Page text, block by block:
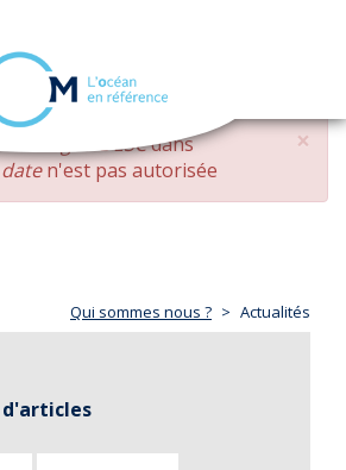
navigation
×
changed DESCdans
n'est pas autorisée
Qui sommes nous ? Actualités